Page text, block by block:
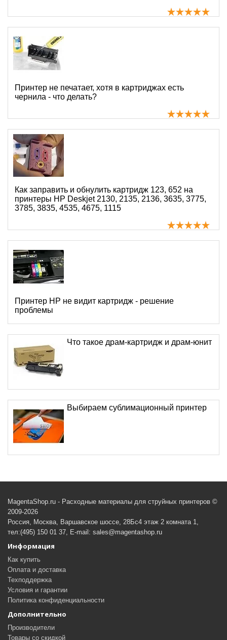
Принтер не печатает, хотя в картриджах есть
чернила - что делать?
Как заправить и обнулить картридж 123, 652 на
принтеры HP Deskjet 2130, 2135, 2136, 3635, 3775,
3785, 3835, 4535, 4675, 1115
Принтер HP не видит картридж - решение
проблемы
Что такое драм-картридж и драм-юнит
Выбираем сублимационный принтер
MagentaShop.ru - Расходные материалы для струйных принтеров ©
2009-2026
Россия, Москва, Варшавское шоссе, 28Бс4 этаж 2 комната 1,
тел:(495) 150 01 37, E-mail: sales@magentashop.ru
Информация
Как купить
Оплата и доставка
Техподдержка
Условия и гарантии
Политика конфиденциальности
Дополнительно
Производители
Товары со скидкой